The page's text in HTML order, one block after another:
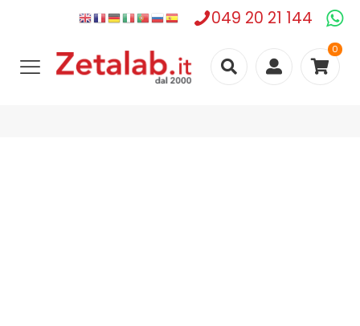
049 20 21 144
0